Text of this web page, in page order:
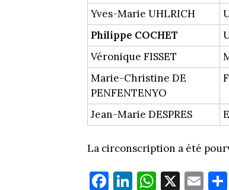
Yves-Marie UHLRICH
Philippe COCHET
Véronique FISSET
Marie-Christine DE
PENFENTENYO
Jean-Marie DESPRES
La circonscription a été
Fa Li W X E